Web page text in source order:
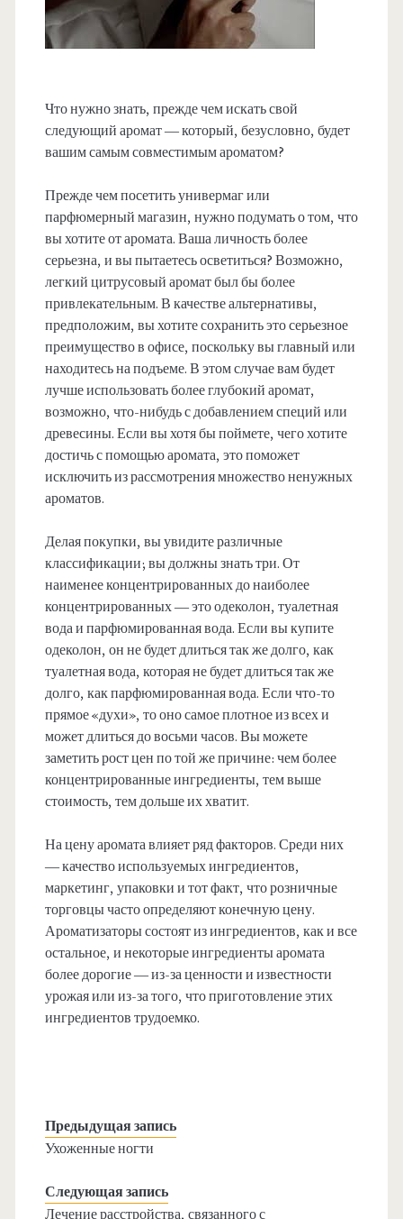
Что нужно знать, прежде чем искать свой
следующий аромат — который, безусловно, будет
вашим самым совместимым ароматом?
Прежде чем посетить универмаг или
парфюмерный магазин, нужно подумать о том, что
вы хотите от аромата. Ваша личность более
серьезна, и вы пытаетесь осветиться? Возможно,
легкий цитрусовый аромат был бы более
привлекательным. В качестве альтернативы,
предположим, вы хотите сохранить это серьезное
преимущество в офисе, поскольку вы главный или
находитесь на подъеме. В этом случае вам будет
лучше использовать более глубокий аромат,
возможно, что-нибудь с добавлением специй или
древесины. Если вы хотя бы поймете, чего хотите
достичь с помощью аромата, это поможет
исключить из рассмотрения множество ненужных
ароматов.
Делая покупки, вы увидите различные
классификации; вы должны знать три. От
наименее концентрированных до наиболее
концентрированных — это одеколон, туалетная
вода и парфюмированная вода. Если вы купите
одеколон, он не будет длиться так же долго, как
туалетная вода, которая не будет длиться так же
долго, как парфюмированная вода. Если что-то
прямое «духи», то оно самое плотное из всех и
может длиться до восьми часов. Вы можете
заметить рост цен по той же причине: чем более
концентрированные ингредиенты, тем выше
стоимость, тем дольше их хватит.
На цену аромата влияет ряд факторов. Среди них
— качество используемых ингредиентов,
маркетинг, упаковки и тот факт, что розничные
торговцы часто определяют конечную цену.
Ароматизаторы состоят из ингредиентов, как и все
остальное, и некоторые ингредиенты аромата
более дорогие — из-за ценности и известности
урожая или из-за того, что приготовление этих
ингредиентов трудоемко.
Предыдущая запись
Ухоженные ногти
Следующая запись
Лечение расстройства, связанного с